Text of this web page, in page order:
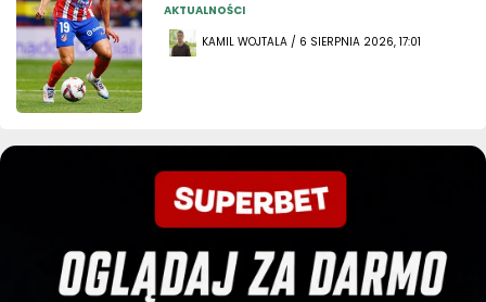
AKTUALNOŚCI
KAMIL WOJTALA / 6 SIERPNIA 2026, 17:01